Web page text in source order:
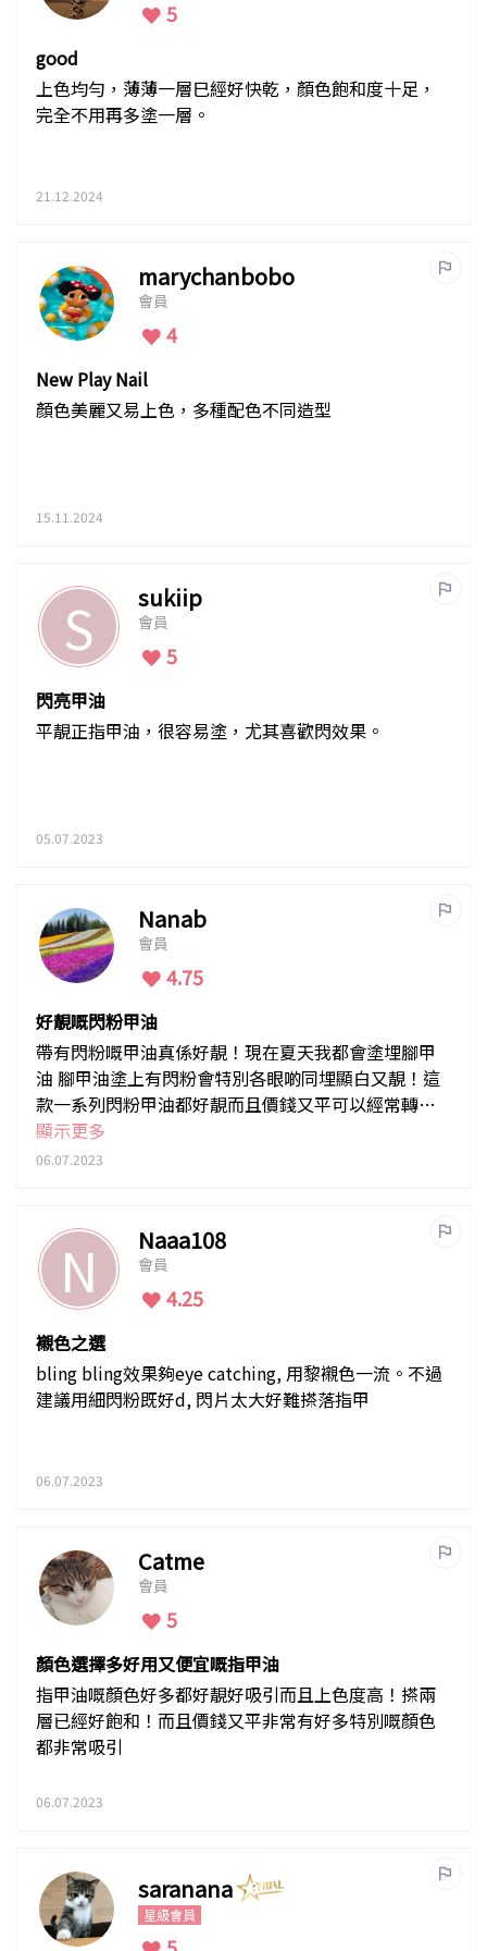
5
good
上色均勻，薄薄一層巳經好快乾，顏色飽和度十足，
完全不用再多塗一層。
21.12.2024
marychanbobo
會員
4
New Play Nail
顏色美麗又易上色，多種配色不同造型
15.11.2024
S sukiip
會員
5
閃亮甲油
平靚正指甲油，很容易塗，尤其喜歡閃效果。
05.07.2023
Nanab
會員
4.75
好靚嘅閃粉甲油
帶有閃粉嘅甲油真係好靚！現在夏天我都會塗埋腳甲
油 腳甲油塗上有閃粉會特別各眼啲同埋顯白又靚！這
款一系列閃粉甲油都好靚而且價錢又平可以經常轉換
顏色
顯示更多
06.07.2023
N Naaa108
會員
4.25
襯色之選
bling bling效果夠eye catching, 用黎襯色一流。不過
建議用細閃粉既好d, 閃片太大好難搽落指甲
06.07.2023
Catme
會員
5
顏色選擇多好用又便宜嘅指甲油
指甲油嘅顏色好多都好靚好吸引而且上色度高！搽兩
層已經好飽和！而且價錢又平非常有好多特別嘅顏色
都非常吸引
06.07.2023
saranana
星級會員